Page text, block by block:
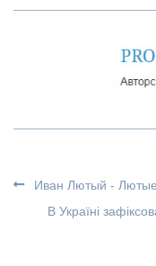
Иван Лютый -
В Україні